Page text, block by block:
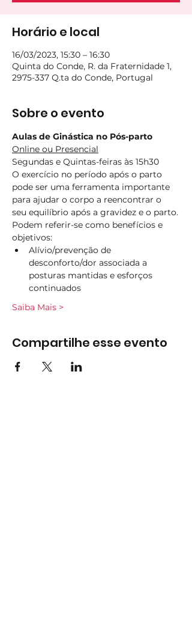
Horário e local
16/03/2023, 15:30 – 16:30
Quinta do Conde, R. da Fraternidade 1,
2975-337 Q.ta do Conde, Portugal
Sobre o evento
Aulas de Ginástica no Pós-parto
Online ou Presencial
Segundas e Quintas-feiras às 15h30
O exercício no período após o parto
pode ser uma ferramenta importante
para ajudar o corpo a reencontrar o
seu equilíbrio após a gravidez e o parto.
Podem referir-se como benefícios e
objetivos:
Alívio/prevenção de
desconforto/dor associada a
posturas mantidas e esforços
continuados
Saiba Mais >
Compartilhe esse evento